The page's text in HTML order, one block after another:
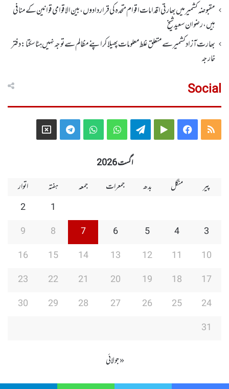
مقبوضہ کشمیر میں بھارتی اقدامات اقوام متحدہ کی قراردادوں، بین الاقوامی قوانین کے منافی
ہیں،رضوان سعید شیخ
بھارت آزاد کشمیر سے متعلق غلط معلومات پھیلا کر اپنے مظالم سے توجہ نہیں ہٹا سکتا: دفتر
خارجہ
Social
RSS
Facebook
Google
Telegram
WhatsApp
WhatsApp
Telegram
X
اگست 2026
پیر
منگل بدھ جمعرات جمعہ ہفتہ
اتوار
1
2
3
4
5
6
7
8
9
10
11
12
13
14
15
16
17
18
19
20
21
22
23
24
25
26
27
28
29
30
31
« جولائی